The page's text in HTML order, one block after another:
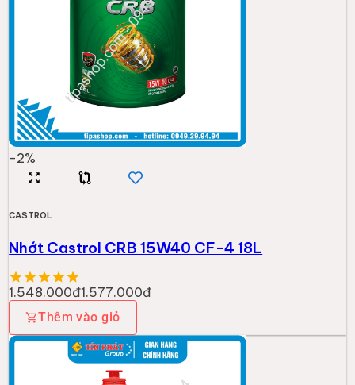
CASTROL
Nhớt Castrol Activ SCOOTER 10W40 (1L)